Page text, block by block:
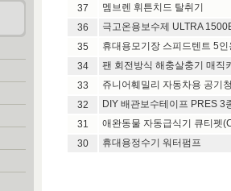
37
멤브렌 휘튼치드 탈취기
36
극고온용보수제 ULTRA
35
휴대용모기장 스피드텐트 5인
34
팬 회전방식 해충살충기 매직
33
쥬니어훼밀리 자동차용 공기
32
DIY 배관보수테이프 PRES 3
31
애완동물 자동급식기 큐티펫
30
휴대용정수기 워터펌프